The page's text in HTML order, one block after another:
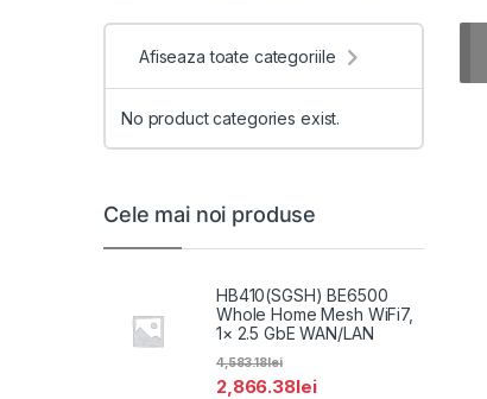
Afiseaza toate categoriile
No product categories exist.
Cele mai noi produse
HB410(SGSH) BE6500
Whole Home Mesh WiFi7,
1× 2.5 GbE WAN/LAN
2,866.38lei
4,583.18lei